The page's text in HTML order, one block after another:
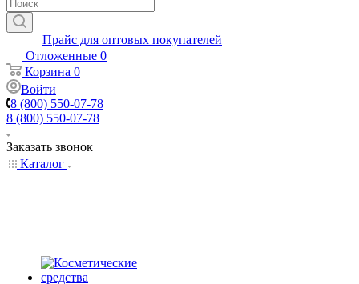
Прайс для оптовых покупателей
Отложенные 0
Корзина 0
Войти
8 (800) 550-07-78
8 (800) 550-07-78
Заказать звонок
Каталог